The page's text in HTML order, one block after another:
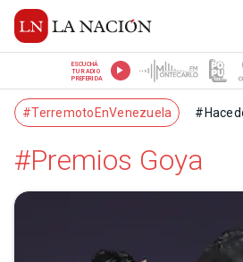
ESCUCHÁ
TU RADIO
PREFERIDA
#TerremotoEnVenezuela
#Premios Goya